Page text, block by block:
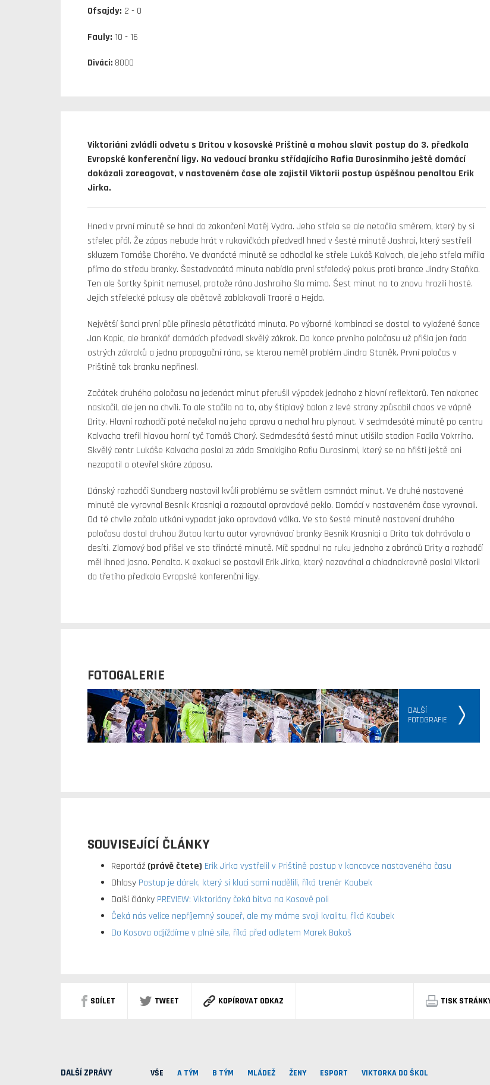
Ofsajdy: 2 - 0
Fauly: 10 - 16
Diváci: 8000
Viktoriáni zvládli odvetu s Dritou v kosovské Prištině a mohou slavit postup do 3. předkola
Evropské konferenční ligy. Na vedoucí branku střídajícího Rafia Durosinmiho ještě domácí
dokázali zareagovat, v nastaveném čase ale zajistil Viktorii postup úspěšnou penaltou Erik
Jirka.
Hned v první minutě se hnal do zakončení Matěj Vydra. Jeho střela se ale netočila směrem, který by si
střelec přál. Že zápas nebude hrát v rukavičkách předvedl hned v šesté minutě Jashrai, který sestřelil
skluzem Tomáše Chorého. Ve dvanácté minutě se odhodlal ke střele Lukáš Kalvach, ale jeho střela mířila
přímo do středu branky. Šestadvacátá minuta nabídla první střelecký pokus proti brance Jindry Staňka.
Ten ale šortky špinit nemusel, protože rána Jashraiho šla mimo. Šest minut na to znovu hrozili hosté.
Jejich střelecké pokusy ale obětavě zablokovali Traoré a Hejda.
Největší šanci první půle přinesla pětatřicátá minuta. Po výborné kombinaci se dostal to vyložené šance
Jan Kopic, ale brankář domácích předvedl skvělý zákrok. Do konce prvního poločasu už přišla jen řada
ostrých zákroků a jedna propagační rána, se kterou neměl problém Jindra Staněk. První poločas v
Prištině tak branku nepřinesl.
Začátek druhého poločasu na jedenáct minut přerušil výpadek jednoho z hlavní reflektorů. Ten nakonec
naskočil, ale jen na chvíli. To ale stačilo na to, aby štiplavý balon z levé strany způsobil chaos ve vápně
Drity. Hlavní rozhodčí poté nečekal na jeho opravu a nechal hru plynout. V sedmdesáté minutě po centru
Kalvacha trefil hlavou horní tyč Tomáš Chorý. Sedmdesátá šestá minut utišila stadion Fadila Vokrriho.
Skvělý centr Lukáše Kalvacha poslal za záda Smakigiho Rafiu Durosinmi, který se na hřišti ještě ani
nezapotil a otevřel skóre zápasu.
Dánský rozhodčí Sundberg nastavil kvůli problému se světlem osmnáct minut. Ve druhé nastavené
minutě ale vyrovnal Besnik Krasniqi a rozpoutal opravdové peklo. Domácí v nastaveném čase vyrovnali.
Od té chvíle začalo utkání vypadat jako opravdová válka. Ve sto šesté minutě nastavení druhého
poločasu dostal druhou žlutou kartu autor vyrovnávací branky Besnik Krasniqi a Drita tak dohrávala o
desíti. Zlomový bod přišel ve sto třinácté minutě. Míč spadnul na ruku jednoho z obránců Drity a rozhodčí
měl ihned jasno. Penalta. K exekuci se postavil Erik Jirka, který nezaváhal a chladnokrevně poslal Viktorii
do třetího předkola Evropské konferenční ligy.
FOTOGALERIE
DALŠÍ
FOTOGRAFIE
SOUVISEJÍCÍ ČLÁNKY
Reportáž (právě čtete) Erik Jirka vystřelil v Prištině postup v koncovce nastaveného času
Ohlasy Postup je dárek, který si kluci sami nadělili, říká trenér Koubek
Další články PREVIEW: Viktoriány čeká bitva na Kosově poli
Čeká nás velice nepříjemný soupeř, ale my máme svoji kvalitu, říká Koubek
Do Kosova odjíždíme v plné síle, říká před odletem Marek Bakoš
SDÍLET TWEET KOPÍROVAT ODKAZ TISK
DALŠÍ ZPRÁVY VŠE A TÝM B TÝM MLÁDEŽ ŽENY ESPORT VIKTORKA DO ŠKOL